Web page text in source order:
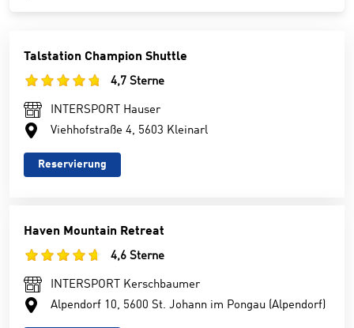
Talstation Champion Shuttle
4,7 Sterne
INTERSPORT Hauser
Viehhofstraße 4, 5603 Kleinarl
Reservierung
Haven Mountain Retreat
4,6 Sterne
INTERSPORT Kerschbaumer
Alpendorf 10, 5600 St. Johann im Pongau (Alpendorf)